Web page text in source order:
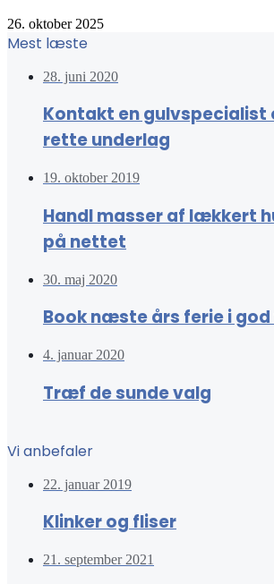
26. oktober 2025
Mest læste
28. juni 2020
Kontakt en gulvspecialist
rette underlag
19. oktober 2019
Handl masser af lækkert
på nettet
30. maj 2020
Book næste års ferie i
4. januar 2020
Træf de sunde valg
Vi anbefaler
22. januar 2019
Klinker og fliser
21. september 2021